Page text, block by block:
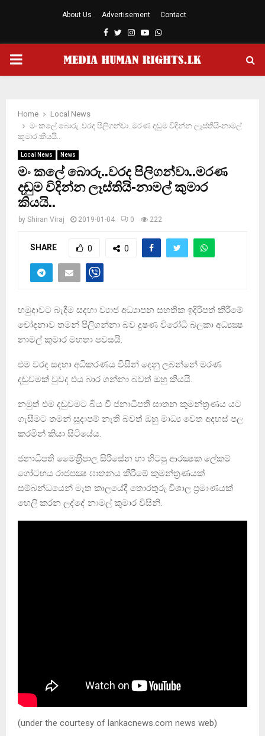
About Us Advertisement Contact
Facebook
TwitterInstagram
YoutubeWhatsapp
PRIMARY
Home
Local News
මං කලේ බොරු..වරද පිලිගන්වා..මරණ දඬුම විදින්න ලෑස්තියි-නාමල්
කුමාර කියයි..
Local News News
මං කලේ බොරු..වරද පිලිගන්වා..මරණ
දඬුම විදින්න ලෑස්තියි-නාමල් කුමාර
කියයි..
by Shiran Viraj 2019-01-04 0 222
SHARE 0 0
හමුදාවට බැදීම සදහා ව්‍යාජ අධ්‍යාපන සහතික ඉදිරිපත් කිරීමේ
චෝදනාව තමන් පිලිගන්නා බව දුෂණ විරෝධී බලකා අධ්‍යක්‍ෂ
නාමල් කුමාර මහතා පවසයි.
එම වරද සදහා අධිකරණය විසින් දෙනු ලබන්නේ මරණ
දඬුවමක් වුවද එය බාර ගන්නා බවත් ඔහු කියයි.
නමුත් එම දඬුවමට බිය වී ජනාධිපති ඝාතන කුමන්ත‍්‍රණය යට
ගැසීමට තමන් සූදාපම් නැති බවත් ඔහු මාධ්‍ය වෙත අදහස් පල
කරමින් කියා සිටියේය.
ජනාධිපති මෛත‍්‍රීපාල සිරිසේන හා හිටපු ආරක්‍ෂක ලේකම්
ගෝටභය රාජපක්‍ෂ ඝාතනය කිරීමේ කුමන්ත‍්‍රණයක්
සම්බන්ධයෙන් මෑත කාලයේදී තොරතුරු විශාල ප‍්‍රමාණයක්
හෙලි කරන ලද්දේ නාමල් කුමාර විසිනි.
(under the courtesy of lankacnews.com news web)